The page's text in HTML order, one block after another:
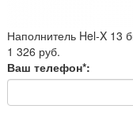
Наполнитель Hel-X 13
1 326 руб.
Ваш телефон*: